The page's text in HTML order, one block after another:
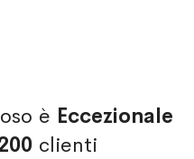
è Eccezionale
clienti